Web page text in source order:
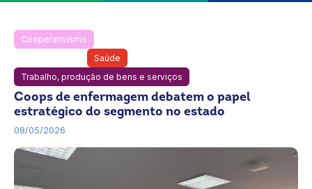
Cooperativismo
Saúde
Trabalho, produção de bens e serviços
Coops de enfermagem debatem o papel
estratégico do segmento no estado
08/05/2026